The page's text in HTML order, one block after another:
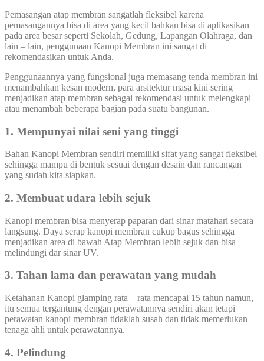
Pemasangan atap membran sangatlah fleksibel karena
pemasangannya bisa di area yang kecil bahkan bisa di aplikasikan
pada area besar seperti Sekolah, Gedung, Lapangan Olahraga, dan
lain – lain, penggunaan Kanopi Membran ini sangat di
rekomendasikan untuk Anda.
Penggunaannya yang fungsional juga memasang tenda membran ini
menambahkan kesan modern, para arsitektur masa kini sering
menjadikan atap membran sebagai rekomendasi untuk melengkapi
atau menambah beberapa bagian pada suatu bangunan.
1. Mempunyai nilai seni yang tinggi
Bahan Kanopi Membran sendiri memiliki sifat yang sangat fleksibel
sehingga mampu di bentuk sesuai dengan desain dan rancangan
yang sudah kita siapkan.
2. Membuat udara lebih sejuk
Kanopi membran bisa menyerap paparan dari sinar matahari secara
langsung. Daya serap kanopi membran cukup bagus sehingga
menjadikan area di bawah Atap Membran lebih sejuk dan bisa
melindungi dar sinar UV.
3. Tahan lama dan perawatan yang mudah
Ketahanan Kanopi glamping rata – rata mencapai 15 tahun namun,
itu semua tergantung dengan perawatannya sendiri akan tetapi
perawatan kanopi membran tidaklah susah dan tidak memerlukan
tenaga ahli untuk perawatannya.
4. Pelindung